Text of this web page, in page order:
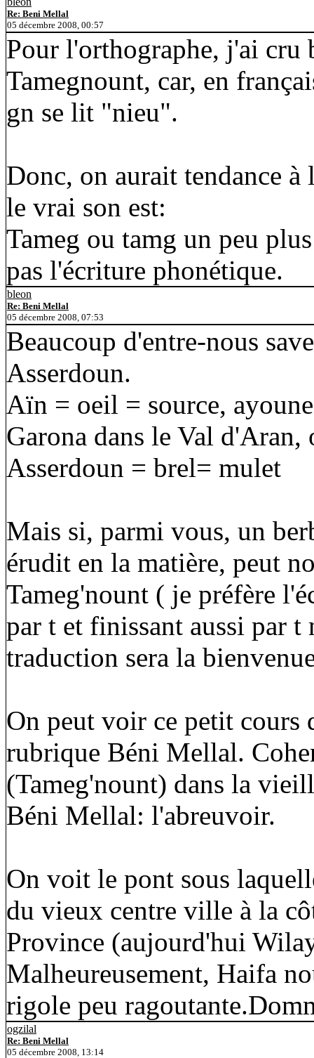
Re: Beni Mellal
05 décembre 2008, 00:57
Pour l'orthographe, j'ai cru
Tamegnount, car, en
gn se lit "nieu".
Donc, on aurait tendance
le vrai son est:
Tameg ou tamg un peu
pas l'écriture phonétique.
bleon
Re: Beni Mellal
05 décembre 2008, 07:53
Beaucoup d'entre-nous
Asserdoun.
Aïn = oeil = source,
Garona dans le Val d'Aran,
Asserdoun = brel= mulet
Mais si, parmi vous, un
érudit en la matière, peut
Tameg'nount ( je préfère
par t et finissant aussi par t
traduction sera la
On peut voir ce petit cours
rubrique Béni Mellal.
(Tameg'nount) dans la
Béni Mellal: l'abreuvoir.
On voit le pont sous
du vieux centre ville à la
Province (aujourd'hui
Malheureusement, Haifa
rigole peu
ogzilal
Re: Beni Mellal
05 décembre 2008, 13:14